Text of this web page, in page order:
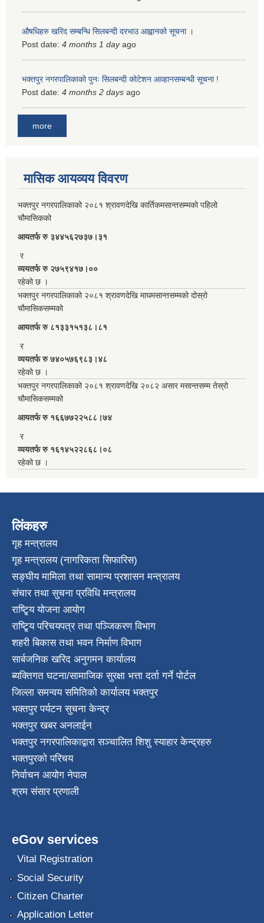
औषधिहरु खरिद सम्बन्धि सिलबन्दी दरभाउ आह्वानको सूचना ।
Post date: 4 months 1 dayago
भक्तपुर नगरपालिकाको पुनः सिलबन्दी कोटेशन आव्हानसम्बन्धी सूचना !
Post date: 4 months 2 days ago
more
मासिक आयव्यय विवरण
भक्तपुर नगरपालिकाको २०८१ श्रावणदेखि कार्तिकमसान्तसम्मको पहिलो
चौमासिकको
आयतर्फ रु‌ ३४४५६२७३७।३१
र
व्ययतर्फ रु २७५९४१७।००
रहेको छ ।
भक्तपुर नगरपालिकाको २०८१ श्रावणदेखि माघमसान्तसम्मको दोस्रो
चौमासिकसम्मको
आयतर्फ रु‌ ८१३३१५१३८।८१
र
व्ययतर्फ रु ७४०५७६९८३।४८
रहेको छ ।
भक्तपुर नगरपालिकाको २०८१ श्रावणदेखि २०८२ असार मसान्तसम्म तेस्रो
चौमासिकसम्मको
आयतर्फ रु‌ १६६७७२२५८८।७४
र
व्ययतर्फ रु १६१४५२२८६८।०८
रहेको छ ।
लिंकहरु
गृह मन्त्रालय
गृह मन्त्रालय (नागरिकता सिफारिस)
सङ्घीय मामिला तथा सामान्य प्रशासन मन्त्रालय
संचार तथा सुचना प्रविधि मन्त्रालय
राष्टि्ृय योजना आयोग
राष्टि्ृय परिचयपत्र तथा पञ्जिकरण विभाग
शहरी बिकास तथा भवन निर्माण विभाग
सार्बजनिक खरिद अनुगमन कार्यालय
ब्यक्तिगत घटना/सामाजिक सुरक्षा भत्ता दर्ता गर्ने पोर्टल
जिल्ला समन्वय समितिको कार्यालय भक्तपुर
भक्तपुर पर्यटन सुचना केन्द्र
भक्तपुर खबर अनलाईन
भक्तपुर नगरपालिकाद्वारा सञ्चालित शिशु स्याहार केन्द्रहरु
भक्तपुरकाे परिचय
निर्वाचन आयोग नेपाल
श्रम संसार प्रणाली
eGov services
Vital Registration
Social Security
Citizen Charter
Application Letter